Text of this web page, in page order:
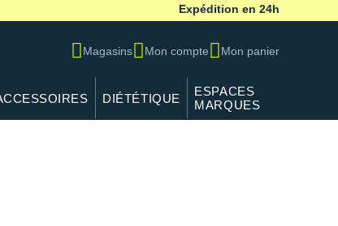
Expédition en 24h
Magasins Mon compte Mon panier
DIÉTÉTIQUE
ESPACES
MARQUES